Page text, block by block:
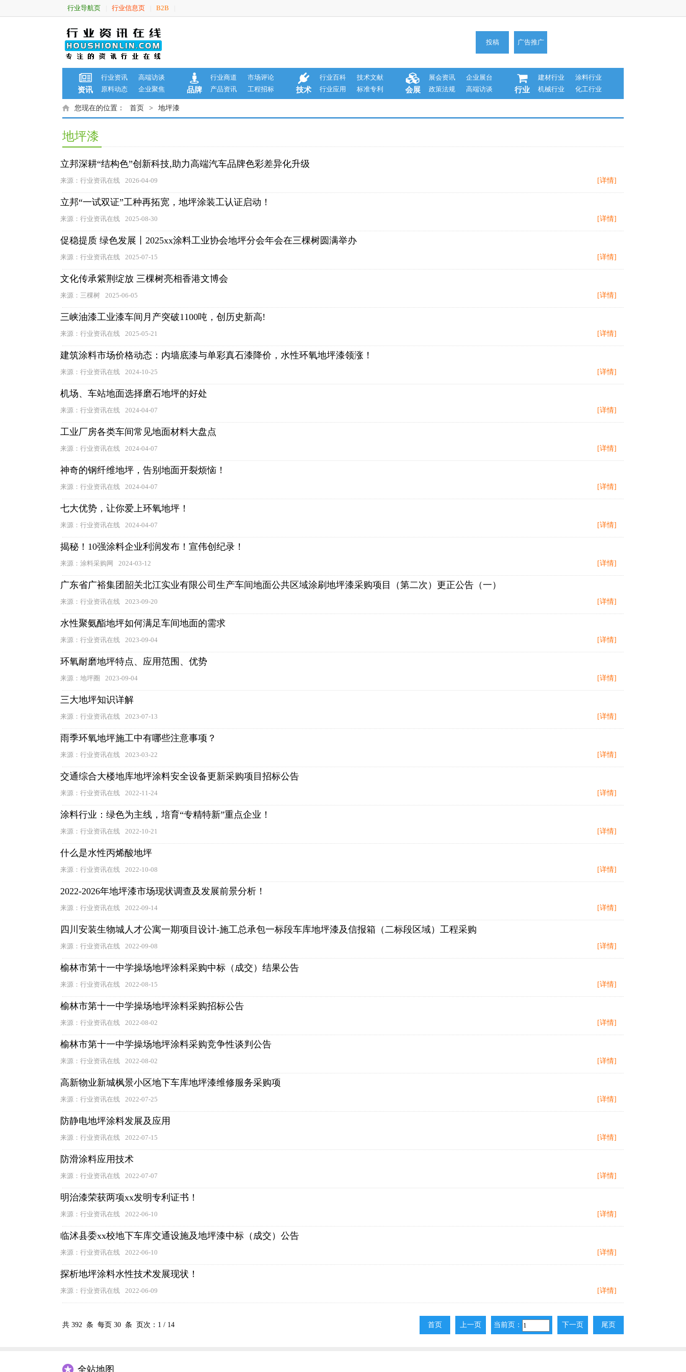
行业导航页 行业信息页 B2B
投稿 广告推广
资讯
行业资讯
高端访谈
原料动态
企业聚焦 品牌
行业商道
市场评论
产品资讯
工程招标 技术
行业百科
技术文献
行业应用
标准专利 会展
展会资讯
企业展台
政策法规
高端访谈 行业
建材行业
涂料行业
机械行业
化工行业
您现在的位置： 首页 > 地坪漆
地坪漆
立邦深耕“结构色”创新科技,助力高端汽车品牌色彩差异化升级
来源：行业资讯在线 2026-04-09 [详情]
立邦“一试双证”工种再拓宽，地坪涂装工认证启动！
来源：行业资讯在线 2025-08-30 [详情]
促稳提质 绿色发展丨2025xx涂料工业协会地坪分会年会在三棵树圆满举办
来源：行业资讯在线 2025-07-15 [详情]
文化传承紫荆绽放 三棵树亮相香港文博会
来源：三棵树 2025-06-05 [详情]
三峡油漆工业漆车间月产突破1100吨，创历史新高!
来源：行业资讯在线 2025-05-21 [详情]
建筑涂料市场价格动态：内墙底漆与单彩真石漆降价，水性环氧地坪漆领涨！
来源：行业资讯在线 2024-10-25 [详情]
机场、车站地面选择磨石地坪的好处
来源：行业资讯在线 2024-04-07 [详情]
工业厂房各类车间常见地面材料大盘点
来源：行业资讯在线 2024-04-07 [详情]
神奇的钢纤维地坪，告别地面开裂烦恼！
来源：行业资讯在线 2024-04-07 [详情]
七大优势，让你爱上环氧地坪！
来源：行业资讯在线 2024-04-07 [详情]
揭秘！10强涂料企业利润发布！宣伟创纪录！
来源：涂料采购网 2024-03-12 [详情]
广东省广裕集团韶关北江实业有限公司生产车间地面公共区域涂刷地坪漆采购项目（第二次）更正公告（一）
来源：行业资讯在线 2023-09-20 [详情]
水性聚氨酯地坪如何满足车间地面的需求
来源：行业资讯在线 2023-09-04 [详情]
环氧耐磨地坪特点、应用范围、优势
来源：地坪圈 2023-09-04 [详情]
三大地坪知识详解
来源：行业资讯在线 2023-07-13 [详情]
雨季环氧地坪施工中有哪些注意事项？
来源：行业资讯在线 2023-03-22 [详情]
交通综合大楼地库地坪涂料安全设备更新采购项目招标公告
来源：行业资讯在线 2022-11-24 [详情]
涂料行业：绿色为主线，培育“专精特新”重点企业！
来源：行业资讯在线 2022-10-21 [详情]
什么是水性丙烯酸地坪
来源：行业资讯在线 2022-10-08 [详情]
2022-2026年地坪漆市场现状调查及发展前景分析！
来源：行业资讯在线 2022-09-14 [详情]
四川安装生物城人才公寓一期项目设计-施工总承包一标段车库地坪漆及信报箱（二标段区域）工程采购
来源：行业资讯在线 2022-09-08 [详情]
榆林市第十一中学操场地坪涂料采购中标（成交）结果公告
来源：行业资讯在线 2022-08-15 [详情]
榆林市第十一中学操场地坪涂料采购招标公告
来源：行业资讯在线 2022-08-02 [详情]
榆林市第十一中学操场地坪涂料采购竞争性谈判公告
来源：行业资讯在线 2022-08-02 [详情]
高新物业新城枫景小区地下车库地坪漆维修服务采购项
来源：行业资讯在线 2022-07-25 [详情]
防静电地坪涂料发展及应用
来源：行业资讯在线 2022-07-15 [详情]
防滑涂料应用技术
来源：行业资讯在线 2022-07-07 [详情]
明治漆荣获两项xx发明专利证书！
来源：行业资讯在线 2022-06-10 [详情]
临沭县委xx校地下车库交通设施及地坪漆中标（成交）公告
来源：行业资讯在线 2022-06-10 [详情]
探析地坪涂料水性技术发展现状！
来源：行业资讯在线 2022-06-09 [详情]
共 392 条 每页 30 条 页次： 1 / 14 首页 上一页 当前页： 下一页 尾页
全站地图